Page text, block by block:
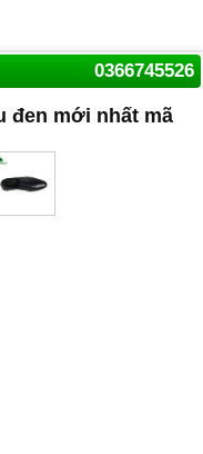
0366745526
đen mới nhất mã